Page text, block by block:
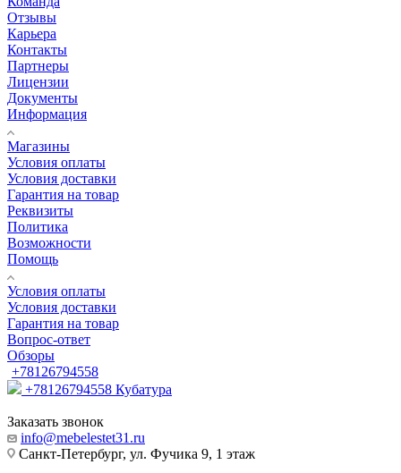
Отзывы
Карьера
Контакты
Партнеры
Лицензии
Документы
Информация
Магазины
Условия оплаты
Условия доставки
Гарантия на товар
Реквизиты
Политика
Возможности
Помощь
Условия оплаты
Условия доставки
Гарантия на товар
Вопрос-ответ
Обзоры
+78126794558
+78126794558 Кубатура
Заказать звонок
info@mebelestet31.ru
Санкт-Петербург, ул. Фучика 9, 1 этаж